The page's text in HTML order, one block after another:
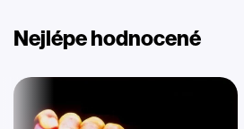
Nejlépe hodnocené